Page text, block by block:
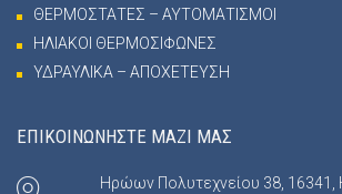
ΘΕΡΜΟΣΤΑΤΕΣ – ΑΥΤΟΜΑΤΙΣΜΟΙ
ΗΛΙΑΚΟΙ ΘΕΡΜΟΣΙΦΩΝΕΣ
ΥΔΡΑΥΛΙΚΑ – ΑΠΟΧΕΤΕΥΣΗ
ΕΠΙΚΟΙΝΩΝΗΣΤΕ ΜΑΖΙ ΜΑΣ
Ηρώων Πολυτεχνείου 38, 16341,